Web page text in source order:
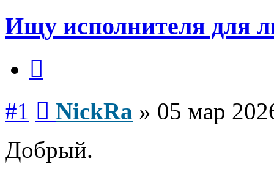
Ищу исполнителя для
#1 NickRa » 05 мар
Добрый.